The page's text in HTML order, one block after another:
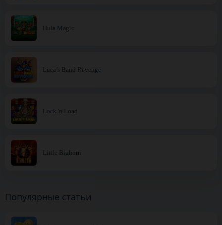
Hula Magic
Luca’s Band Revenge
Lock 'n Load
Little Bighorn
Популярные статьи